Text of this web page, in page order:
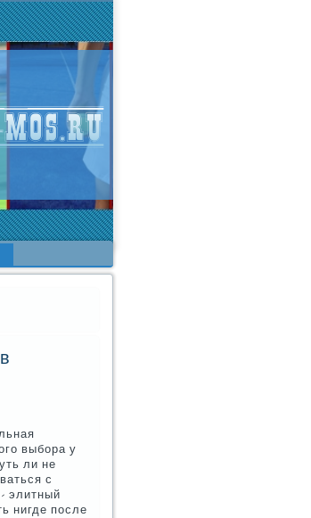
выбора у
ли не
с
элитный
нигде после